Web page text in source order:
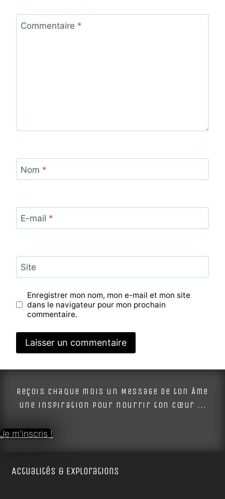
Commentaire *
Nom *
E-mail *
Site
Enregistrer mon nom, mon e-mail et mon site
dans le navigateur pour mon prochain
commentaire.
Alternative:
Reçois chaque mois un Message de ton Âme
une inspiration pour nourrir ton cœur ...
Je m'inscris !
Actualités & Explorations